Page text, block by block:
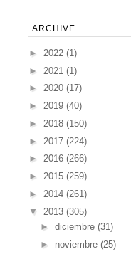
ARCHIVE
► 2022 (1)
► 2021 (1)
► 2020 (17)
► 2019 (40)
► 2018 (150)
► 2017 (224)
► 2016 (266)
► 2015 (259)
► 2014 (261)
▼ 2013 (305)
► diciembre (31)
► noviembre (25)